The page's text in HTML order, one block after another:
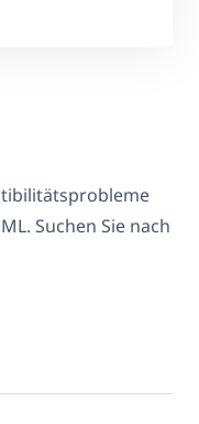
Suchen Sie nach